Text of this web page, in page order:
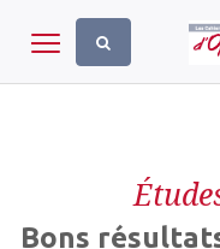
Toggle
Bons
Panneau de gestion des